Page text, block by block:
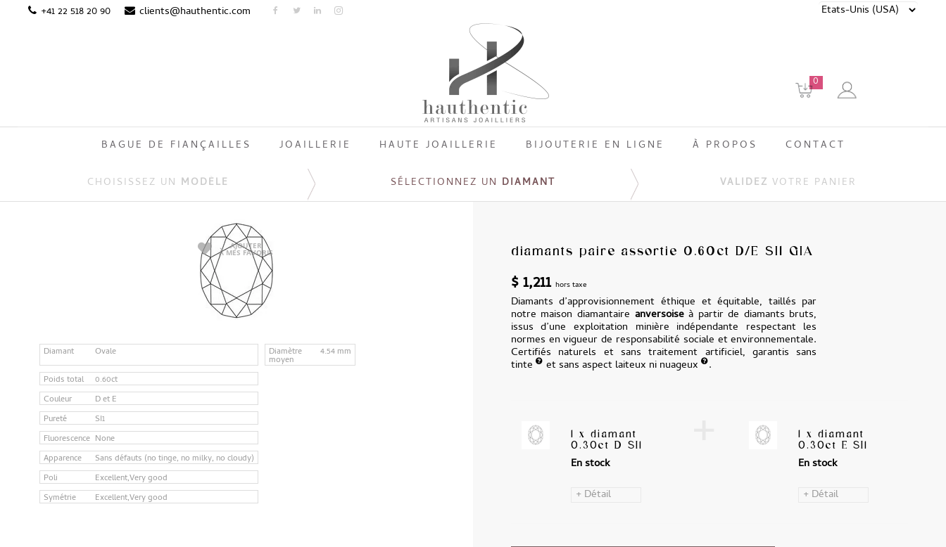
+41 22 518 20 90 clients@hauthentic.com
BAGUE DE FIANÇAILLES JOAILLERIE HAUTE JOAILLERIE BIJOUTERIE EN LIGNE À PROPOS CONTACT
0
CHOISISSEZ UN MODÈLE SÉLECTIONNEZ UN DIAMANT VALIDEZ VOTRE PANIER
AJOUTER
À MES FAVORIS
Diamant
Ovale
Poids total
0.60ct
Couleur
D et E
Pureté
SI1
Fluorescence None
Apparence
Sans défauts (no tinge, no milky, no cloudy)
Poli
Excellent,Very good
Symétrie
Excellent,Very good
Diamètre
moyen
4.54 mm
diamants paire assortie 0.60ct D/E SI1 GIA
$1,211 hors taxe
Diamants d’approvisionnement éthique et équitable, taillés par
notre maison diamantaire anversoiseà partir de diamants bruts,
issus d’une exploitation minière indépendante respectant les
normes en vigueur de responsabilité sociale et environnementale.
Certifiés naturels et sans traitement artificiel, garantis sans
tinte et sans aspect laiteux ni nuageux .
1 x diamant
0.30ct D SI1
En stock
+ Détail
1 x diamant
0.30ct E SI1
En stock
+ Détail